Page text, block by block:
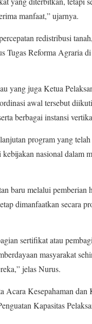
manfaat,” ujarnya.
redistribusi
Tugas Reforma Agraria
yang juga Ketua
awal tersebut
berbagai instansi
program yang
nasional dalam
baru melalui pemberian
dimanfaatkan secara
sertifikat atau
masyarakat
jelas Nurus.
Acara Kesepahaman dan
Kapasitas